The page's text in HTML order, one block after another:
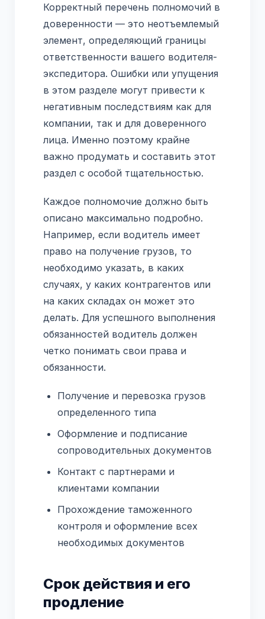
Корректный перечень полномочий в
доверенности — это неотъемлемый
элемент, определяющий границы
ответственности вашего водителя-
экспедитора. Ошибки или упущения
в этом разделе могут привести к
негативным последствиям как для
компании, так и для доверенного
лица. Именно поэтому крайне
важно продумать и составить этот
раздел с особой тщательностью.
Каждое полномочие должно быть
описано максимально подробно.
Например, если водитель имеет
право на получение грузов, то
необходимо указать, в каких
случаях, у каких контрагентов или
на каких складах он может это
делать. Для успешного выполнения
обязанностей водитель должен
четко понимать свои права и
обязанности.
Получение и перевозка грузов
определенного типа
Оформление и подписание
сопроводительных документов
Контакт с партнерами и
клиентами компании
Прохождение таможенного
контроля и оформление всех
необходимых документов
Срок действия и его
продление